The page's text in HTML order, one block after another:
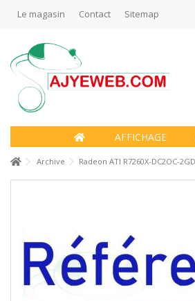
Le magasin Contact Sitemap
AFFICHAGE
Archive Radeon ATI R7260X-DC2OC-